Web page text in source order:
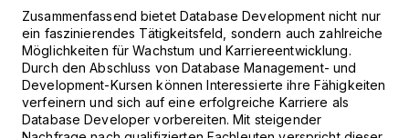
Zusammenfassend bietet Database Development nicht nur
ein faszinierendes Tätigkeitsfeld, sondern auch zahlreiche
Möglichkeiten für Wachstum und Karriereentwicklung.
Durch den Abschluss von Database Management- und
Development-Kursen können Interessierte ihre Fähigkeiten
verfeinern und sich auf eine erfolgreiche Karriere als
Database Developer vorbereiten. Mit steigender